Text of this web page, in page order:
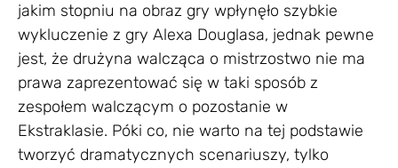
jakim stopniu na obraz gry wpłynęło szybkie
wykluczenie z gry Alexa Douglasa, jednak pewne
jest, że drużyna walcząca o mistrzostwo nie ma
prawa zaprezentować się w taki sposób z
zespołem walczącym o pozostanie w
Ekstraklasie. Póki co, nie warto na tej podstawie
tworzyć dramatycznych scenariuszy, tylko